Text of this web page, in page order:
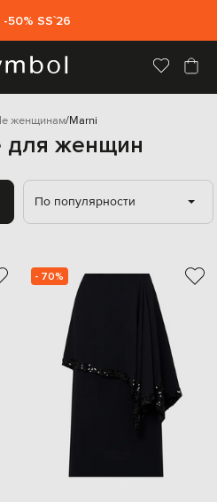
50% SS`26
женщинам Marni
для женщин
По популярности
- 70%